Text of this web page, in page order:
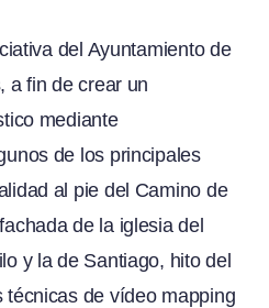
del Ayuntamiento de
a fin de crear un
mediante
de los principales
al pie del Camino de
de la iglesia del
y la de Santiago, hito del
técnicas de vídeo mapping